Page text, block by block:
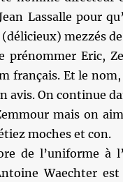
Lassalle pour
mezzés
prénommer Eric,
français. Et le nom,
avis. On continue
mais on
moches et con.
de l’uniforme à
Waechter